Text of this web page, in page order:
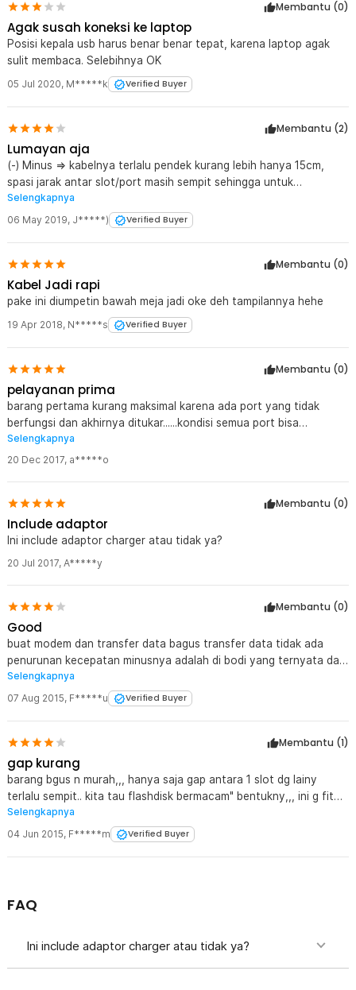
Membantu (0)
Agak susah koneksi ke laptop
Posisi kepala usb harus benar benar tepat, karena laptop agak
sulit membaca. Selebihnya OK
05 Jul 2020, M*****k Verified Buyer
Membantu (2)
Lumayan aja
(-) Minus => kabelnya terlalu pendek kurang lebih hanya 15cm,
spasi jarak antar slot/port masih sempit sehingga untuk
memasukan bentuk flasdisk yg lebar 2,5-3 cm akan makan tempat
maka slot sebelahnya tidak bisa digunakan oleh flasdisk lain
Selengkapnya
06 May 2019, J*****) Verified Buyer
Membantu (0)
Kabel Jadi rapi
pake ini diumpetin bawah meja jadi oke deh tampilannya hehe
19 Apr 2018, N*****s Verified Buyer
Membantu (0)
pelayanan prima
barang pertama kurang maksimal karena ada port yang tidak
berfungsi dan akhirnya ditukar......kondisi semua port bisa
berfungsi....terima kasih
Selengkapnya
20 Dec 2017, a*****o
Membantu (0)
Include adaptor
Ini include adaptor charger atau tidak ya?
20 Jul 2017, A*****y
Membantu (0)
Good
buat modem dan transfer data bagus transfer data tidak ada
penurunan kecepatan minusnya adalah di bodi yang ternyata dari
plastik
Selengkapnya
07 Aug 2015, F*****u Verified Buyer
Membantu (1)
gap kurang
barang bgus n murah,,, hanya saja gap antara 1 slot dg lainy
terlalu sempit.. kita tau flashdisk bermacam" bentukny,,, ini g fit
buat 4 FD (kalo untuk usb hub FD) FD bentuk kotak toshiba +
slide masi g muat,, ane test,, 4 slot hanya isa di isi FD Toshiba
slide 2, n 1 FD slim EMT kykny hrus beli kabel M-F,,,
Selengkapnya
04 Jun 2015, F*****m Verified Buyer
FAQ
Ini include adaptor charger atau tidak ya?